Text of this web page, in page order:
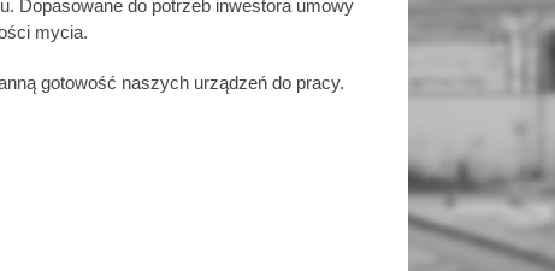
Dopasowane do potrzeb inwestora umowy
mycia.
gotowość naszych urządzeń do pracy.